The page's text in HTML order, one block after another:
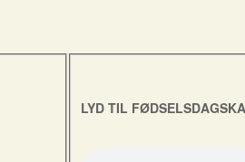
LYD TIL